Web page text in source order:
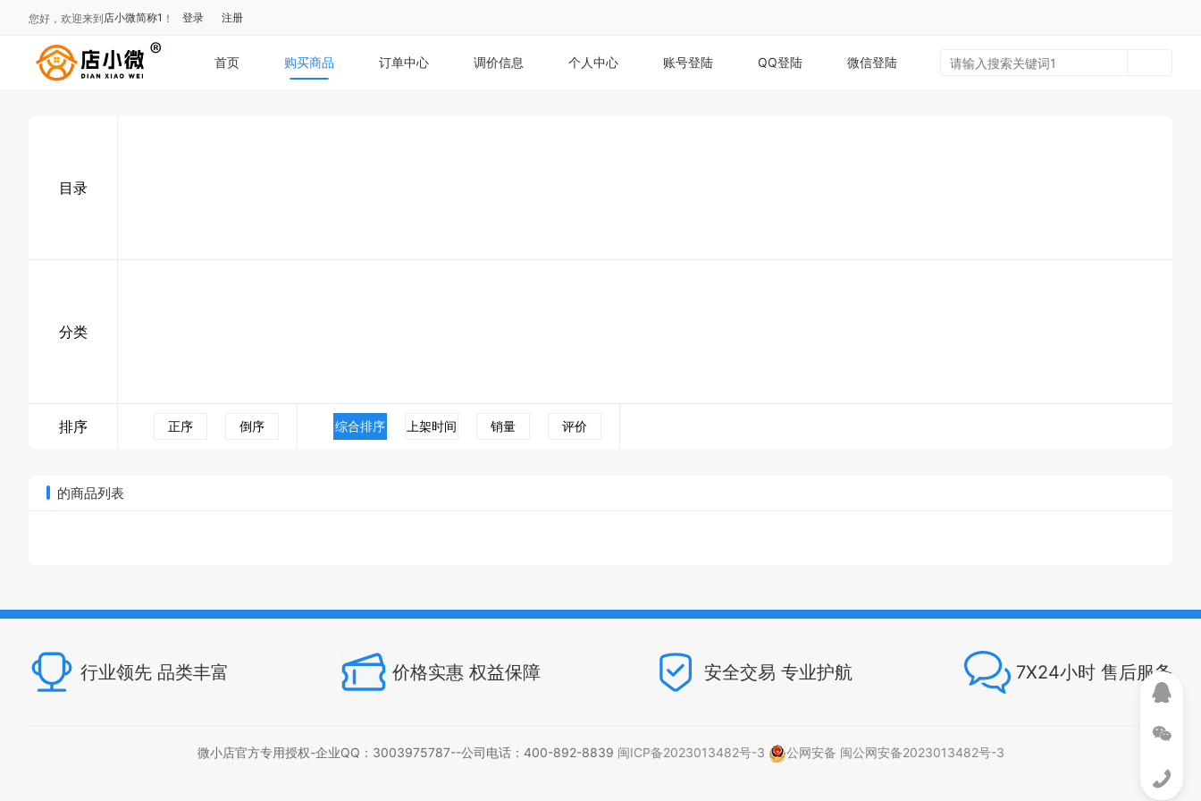
您好，欢迎来到店小微简称1 ！ 登录 注册
首页 购买商品 订单中心 调价信息 个人中心 账号登陆 QQ登陆 微信登陆
目录
分类
排序 正序 倒序 综合排序 上架时间 销量 评价
的商品列表
行业领先 品类丰富 价格实惠 权益保障 安全交易 专业护航 7X24小时 售后服务
微小店官方专用授权-企业QQ：3003975787--公司电话：400-892-8839 闽ICP备2023013482号-3 公网安备 闽公网安备2023013482号-3